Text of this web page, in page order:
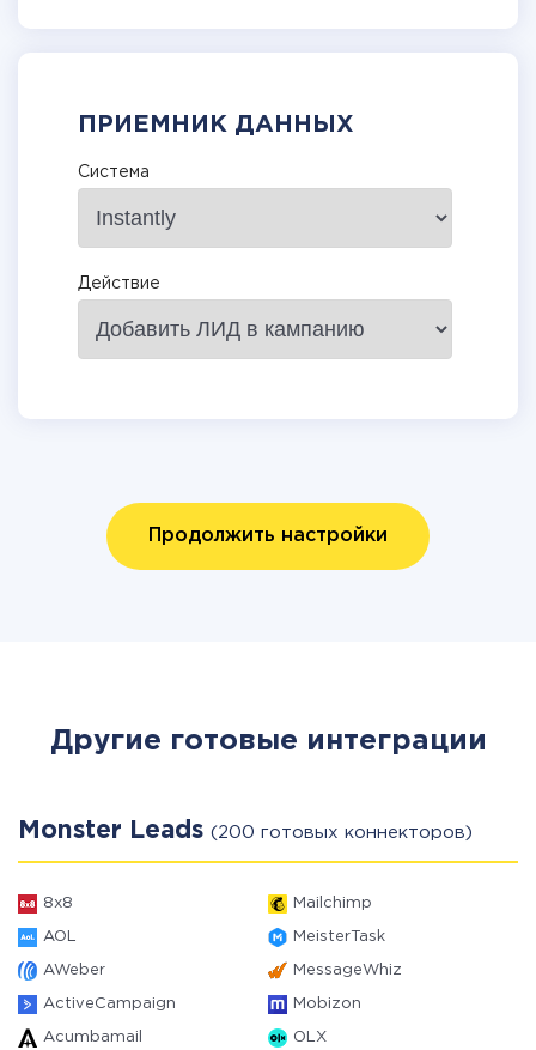
ПРИЕМНИК ДАННЫХ
Система
Действие
Продолжить настройки
Другие готовые интеграции
Monster Leads (200 готовых коннекторов)
8x8 Mailchimp
AOL MeisterTask
AWeber MessageWhiz
ActiveCampaign Mobizon
Acumbamail OLX